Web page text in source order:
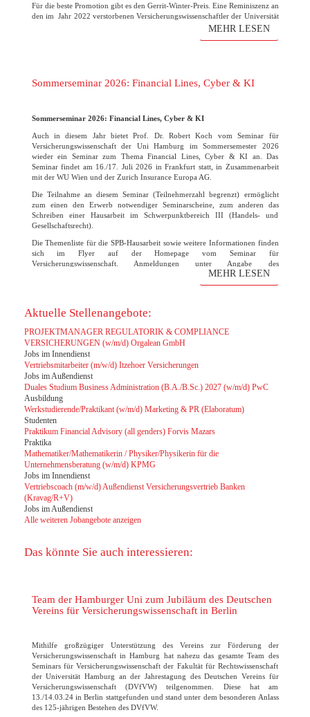
Für die beste Promotion gibt es den Gerrit-Winter-Preis. Eine Reminiszenz an
den im Jahr 2022 verstorbenen Versicherungswissenschaftler der Universität
Hamburg. Der Verein freut sich wie immer auf die zahlreichen
MEHR LESEN
Sommerseminar 2026: Financial Lines, Cyber & KI
Sommerseminar 2026: Financial Lines, Cyber & KI
Auch in diesem Jahr bietet Prof. Dr. Robert Koch vom Seminar für
Versicherungswissenschaft der Uni Hamburg im Sommersemester 2026
wieder ein Seminar zum Thema Financial Lines, Cyber & KI an. Das
Seminar findet am 16./17. Juli 2026 in Frankfurt statt, in Zusammenarbeit
mit der WU Wien und der Zurich Insurance Europa AG.
Die Teilnahme an diesem Seminar (Teilnehmerzahl begrenzt) ermöglicht
zum einen den Erwerb notwendiger Seminarscheine, zum anderen das
Schreiben einer Hausarbeit im Schwerpunktbereich III (Handels- und
Gesellschaftsrecht).
Die Themenliste für die SPB-Hausarbeit sowie weitere Informationen finden
sich im Flyer auf der Homepage vom Seminar für
Versicherungswissenschaft. Anmeldungen unter Angabe des
Themenwunsches bitte bis zum 31. März 2026 direkt an den Lehrstuhl
Robert Koch. Die Vorbesprechung und finale Themenvergabe findet am 07.
MEHR LESEN
Aktuelle Stellenangebote:
PROJEKTMANAGER REGULATORIK & COMPLIANCE
VERSICHERUNGEN (w/m/d) Orgalean GmbH
Jobs im Innendienst
Vertriebsmitarbeiter (m/w/d) Itzehoer Versicherungen
Jobs im Außendienst
Duales Studium Business Administration (B.A./B.Sc.) 2027 (w/m/d) PwC
Ausbildung
Werkstudierende/Praktikant (w/m/d) Marketing & PR (Elaboratum)
Studenten
Praktikum Financial Advisory (all genders) Forvis Mazars
Praktika
Mathematiker/Mathematikerin / Physiker/Physikerin für die
Unternehmensberatung (w/m/d) KPMG
Jobs im Innendienst
Vertriebscoach (m/w/d) Außendienst Versicherungsvertrieb Banken
(Kravag/R+V)
Jobs im Außendienst
Alle weiteren Jobangebote anzeigen
Das könnte Sie auch interessieren:
Team der Hamburger Uni zum Jubiläum des Deutschen
Vereins für Versicherungswissenschaft in Berlin
Mithilfe großzügiger Unterstützung des Vereins zur Förderung der
Versicherungswissenschaft in Hamburg hat nahezu das gesamte Team des
Seminars für Versicherungswissenschaft der Fakultät für Rechtswissenschaft
der Universität Hamburg an der Jahrestagung des Deutschen Vereins für
Versicherungswissenschaft (DVfVW) teilgenommen. Diese hat am
13./14.03.24 in Berlin stattgefunden und stand unter dem besonderen Anlass
des 125-jährigen Bestehen des DVfVW.